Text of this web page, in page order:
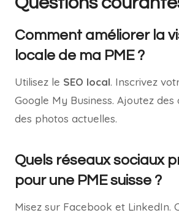
Comment améliorer la
locale de ma PME ?
Utilisez le SEO local. Inscrivez
Google My Business. Ajoutez des
des photos actuelles.
Quels réseaux sociaux
pour une PME suisse ?
Misez sur Facebook et LinkedIn.